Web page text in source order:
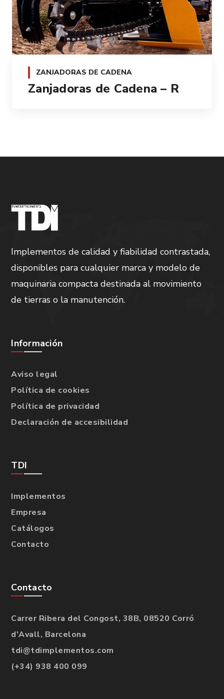
ZANJADORAS DE CADENA
Zanjadoras de Cadena – R
Implementos de calidad y fiabilidad contrastada,
disponibles para cualquier marca y modelo de
maquinaria compacta destinada al movimiento
de tierras o la manutención.
Información
Aviso legal
Política de cookies
Política de privacidad
Declaración de accesibilidad
TDI
Implementos
Empresa
Catálogos
Contacto
Contacto
Carrer Ribera del Congost, 38B, 08520 Corró
d'Avall, Barcelona
tdi@tdimplementos.com
(+34) 938 400 099